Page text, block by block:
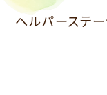
ヘルパーステー